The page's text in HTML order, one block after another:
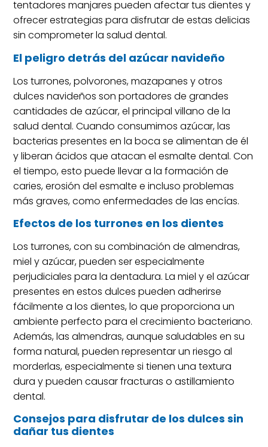
tentadores manjares pueden afectar tus dientes y
ofrecer estrategias para disfrutar de estas delicias
sin comprometer la salud dental.
El peligro detrás del azúcar navideño
Los turrones, polvorones, mazapanes y otros
dulces navideños son portadores de grandes
cantidades de azúcar, el principal villano de la
salud dental. Cuando consumimos azúcar, las
bacterias presentes en la boca se alimentan de él
y liberan ácidos que atacan el esmalte dental. Con
el tiempo, esto puede llevar a la formación de
caries, erosión del esmalte e incluso problemas
más graves, como enfermedades de las encías.
Efectos de los turrones en los dientes
Los turrones, con su combinación de almendras,
miel y azúcar, pueden ser especialmente
perjudiciales para la dentadura. La miel y el azúcar
presentes en estos dulces pueden adherirse
fácilmente a los dientes, lo que proporciona un
ambiente perfecto para el crecimiento bacteriano.
Además, las almendras, aunque saludables en su
forma natural, pueden representar un riesgo al
morderlas, especialmente si tienen una textura
dura y pueden causar fracturas o astillamiento
dental.
Consejos para disfrutar de los dulces sin
dañar tus dientes